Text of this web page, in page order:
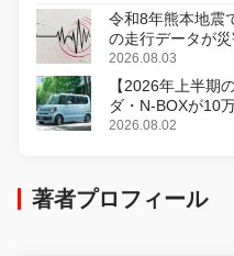
令和8年熊本地震
の走行データが
2026.08.03
【2026年上半期
ダ・N-BOXが10
感
2026.08.02
著者プロフィール